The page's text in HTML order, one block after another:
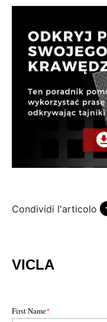
Condividi l'articolo
VICLA
First Name*